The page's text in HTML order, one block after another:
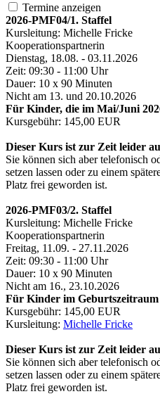
Termine anzeigen
2026-PMF04/1. Staffel
Kursleitung: Michelle Fricke
Kooperationspartnerin
Dienstag, 18.08. - 03.11.2026
Zeit: 09:30 - 11:00 Uhr
Dauer: 10 x 90 Minuten
Nicht am 13. und 20.10.2026
Für Kinder, die im Mai/Juni
Kursgebühr: 145,00 EUR
Dieser Kurs ist zur Zeit leider
Sie können sich aber telefonisch
setzen lassen oder zu einem
Platz frei geworden ist.
2026-PMF03/2. Staffel
Kursleitung: Michelle Fricke
Kooperationspartnerin
Freitag, 11.09. - 27.11.2026
Zeit: 09:30 - 11:00 Uhr
Dauer: 10 x 90 Minuten
Nicht am 16., 23.10.2026
Für Kinder im
Kursgebühr: 145,00 EUR
Kursleitung: Michelle Fricke
Dieser Kurs ist zur Zeit leider
Sie können sich aber telefonisch
setzen lassen oder zu einem
Platz frei geworden ist.